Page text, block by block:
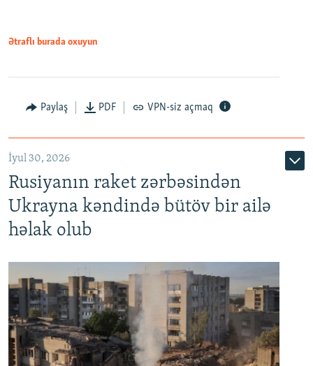
Ətraflı burada oxuyun
Paylaş PDF VPN-siz açmaq
İyul 30, 2026
Rusiyanın raket zərbəsindən
Ukrayna kəndində bütöv bir ailə
həlak olub